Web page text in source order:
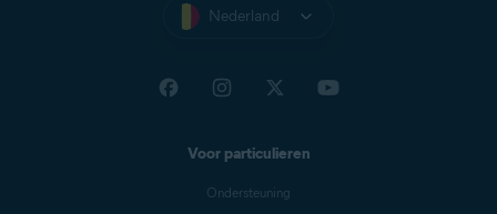
Nederland
Voor particulieren
Ondersteuning